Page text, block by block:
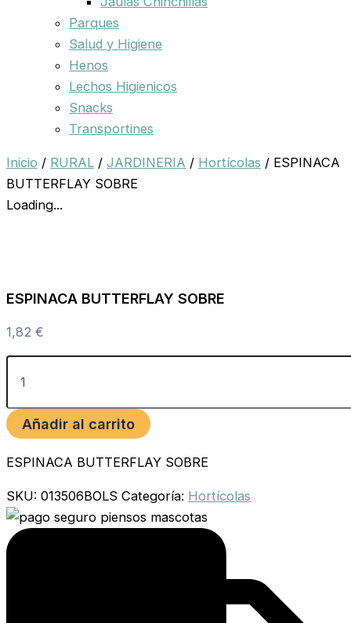
Parques
Salud y Higiene
Henos
Lechos Higienicos
Snacks
Transportines
Inicio / RURAL / JARDINERIA / Hortícolas / ESPINACA
BUTTERFLAY SOBRE
Loading...
ESPINACA BUTTERFLAY SOBRE
1,82 €
Añadir al carrito
ESPINACA BUTTERFLAY SOBRE
SKU: 013506BOLS Categoría: Hortícolas